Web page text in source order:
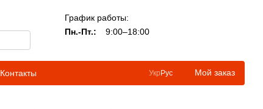
График работы:
Пн.-Пт.:
9:00–18:00
Контакты Укр Рус Мой заказ